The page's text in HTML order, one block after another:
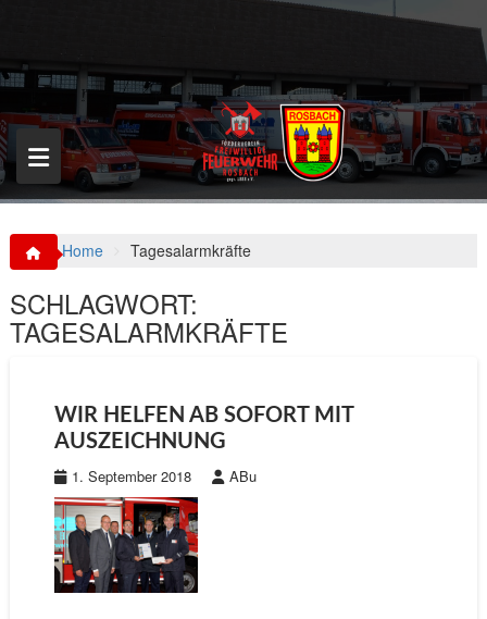
p
o
c
o
n
t
Home Tagesalarmkräfte
SCHLAGWORT:
TAGESALARMKRÄFTE
WIR HELFEN AB SOFORT MIT
AUSZEICHNUNG
1. September 2018 ABu